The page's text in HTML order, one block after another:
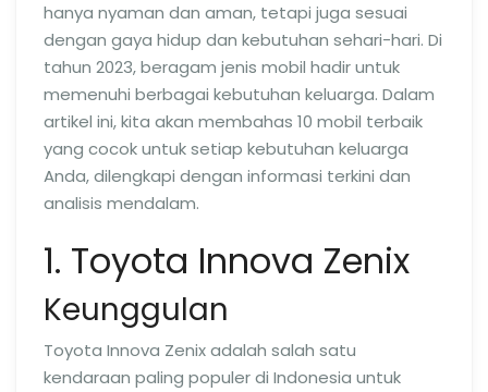
hanya nyaman dan aman, tetapi juga sesuai
dengan gaya hidup dan kebutuhan sehari-hari. Di
tahun 2023, beragam jenis mobil hadir untuk
memenuhi berbagai kebutuhan keluarga. Dalam
artikel ini, kita akan membahas 10 mobil terbaik
yang cocok untuk setiap kebutuhan keluarga
Anda, dilengkapi dengan informasi terkini dan
analisis mendalam.
1. Toyota Innova Zenix
Keunggulan
Toyota Innova Zenix adalah salah satu
kendaraan paling populer di Indonesia untuk